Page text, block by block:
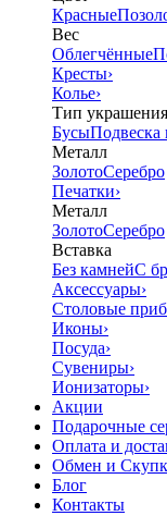
Красные
Вес
Облегчённые
Кресты›
Колье›
Тип украшения
БусыПодвеска
Металл
ЗолотоСеребро
Печатки›
Металл
ЗолотоСеребро
Вставка
Без камнейС
Аксессуары›
Столовые
Иконы›
Посуда›
Сувениры›
Ионизаторы›
Акции
Подарочные
Оплата и
Обмен и
Блог
Контакты